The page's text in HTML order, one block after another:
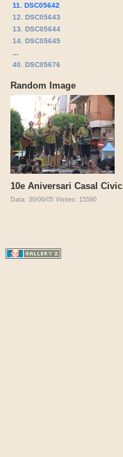
11. DSC05642
12. DSC05643
13. DSC05644
14. DSC05645
40. DSC05676
Random Image
10e Aniversari Casal Civic
Data: 30/06/05 Visites: 15590